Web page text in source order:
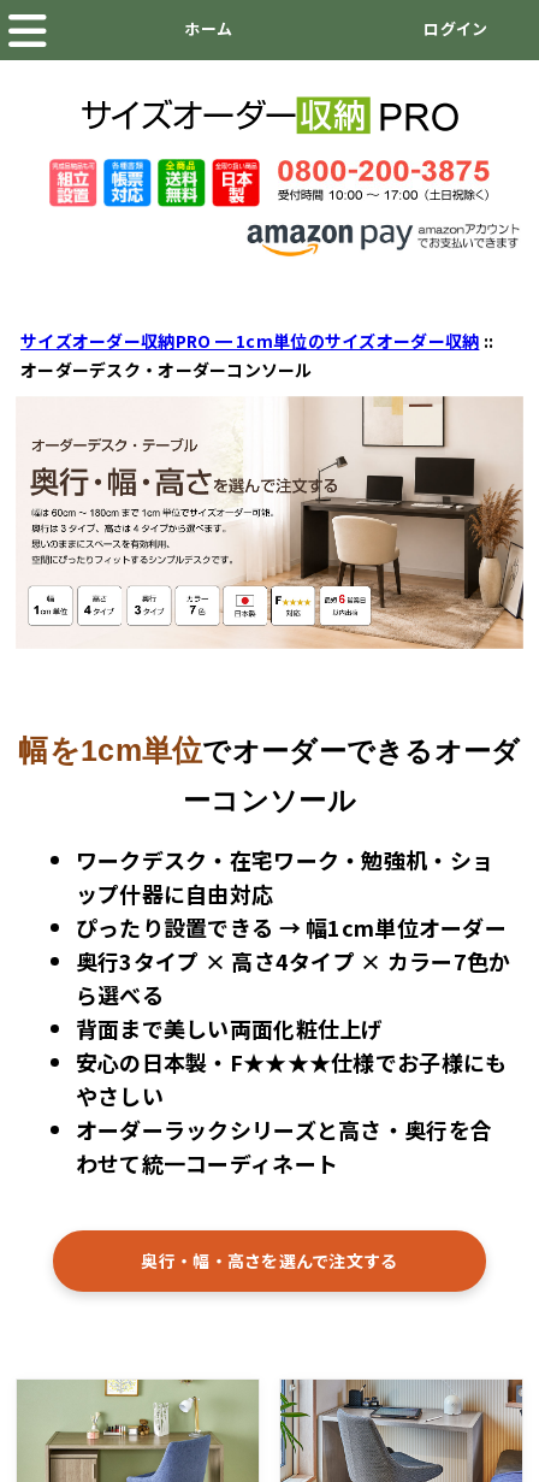
サイズオーダー収納PRO ━ 1cm単位のサイズオーダー収納 ::
オーダーデスク・オーダーコンソール
幅を1cm単位でオーダーできるオーダ
ーコンソール
ワークデスク・在宅ワーク・勉強机・ショ
ップ什器に自由対応
ぴったり設置できる → 幅1cm単位オーダー
奥行3タイプ × 高さ4タイプ × カラー7色か
ら選べる
背面まで美しい両面化粧仕上げ
安心の日本製・F★★★★仕様でお子様にも
やさしい
オーダーラックシリーズと高さ・奥行を合
わせて統一コーディネート
奥行・幅・高さを選んで注文する